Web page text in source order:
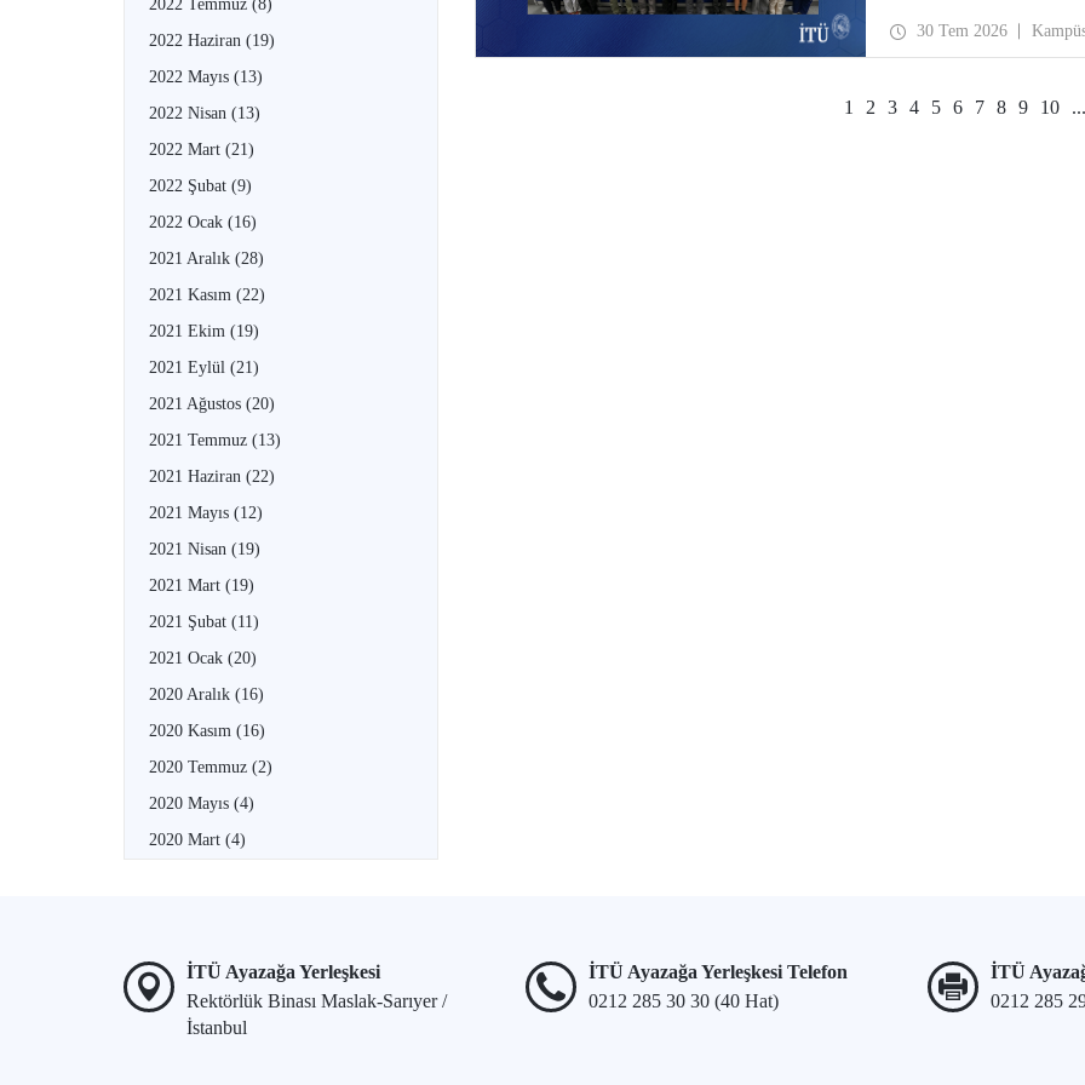
2022 Temmuz (8)
2022 Haziran (19)
2022 Mayıs (13)
2022 Nisan (13)
2022 Mart (21)
2022 Şubat (9)
2022 Ocak (16)
2021 Aralık (28)
2021 Kasım (22)
2021 Ekim (19)
2021 Eylül (21)
2021 Ağustos (20)
2021 Temmuz (13)
2021 Haziran (22)
2021 Mayıs (12)
2021 Nisan (19)
2021 Mart (19)
2021 Şubat (11)
2021 Ocak (20)
2020 Aralık (16)
2020 Kasım (16)
2020 Temmuz (2)
2020 Mayıs (4)
2020 Mart (4)
30 Tem 2026
1 2 3 4 5 6 7 8 9 10 ...
İTÜ Ayazağa Yerleşkesi
Rektörlük Binası Maslak-Sarıyer /
İstanbul
İTÜ Ayazağa Yerleşkesi Telefon
0212 285 30 30 (40 Hat)
İTÜ
0212 285